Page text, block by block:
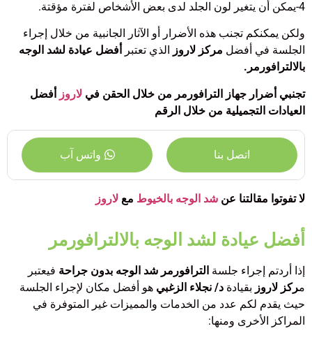
4-يمكن أن يتغير لون الجلد لدى بعض الأشخاص لفترة مؤقتة.
ولكن يمكنكم تجنب هذه الأضرار أو الآثار الجانبية من خلال إجراء
الجلسة في أفضل مركز لاروز الذي تعتبر
أفضل عيادة لشد الوجه
بالالترافورمر.
تجنبي أضرار جهاز الترافورمر من خلال الحقن في لاروز أفضل
العيادات التجميلية من خلال الرقم
اتصل بنا واتس آب
لا تفوتوا مقالتنا عن شد الوجه بالخيوط مع لاروز
أفضل عيادة لشد الوجه بالالترافورمر
إذا أردتم إجراء جلسة الترافورمر شد الوجه بدون جراحة فيعتبر
مركز لاروز بقيادة د/ نجلاء الزغبي هو أفضل مكان لإجراء الجلسة
حيث يقدم لكم عدد من الخدمات والمميزات غير المتوفرة في
المراكز الأخرى ومنها: